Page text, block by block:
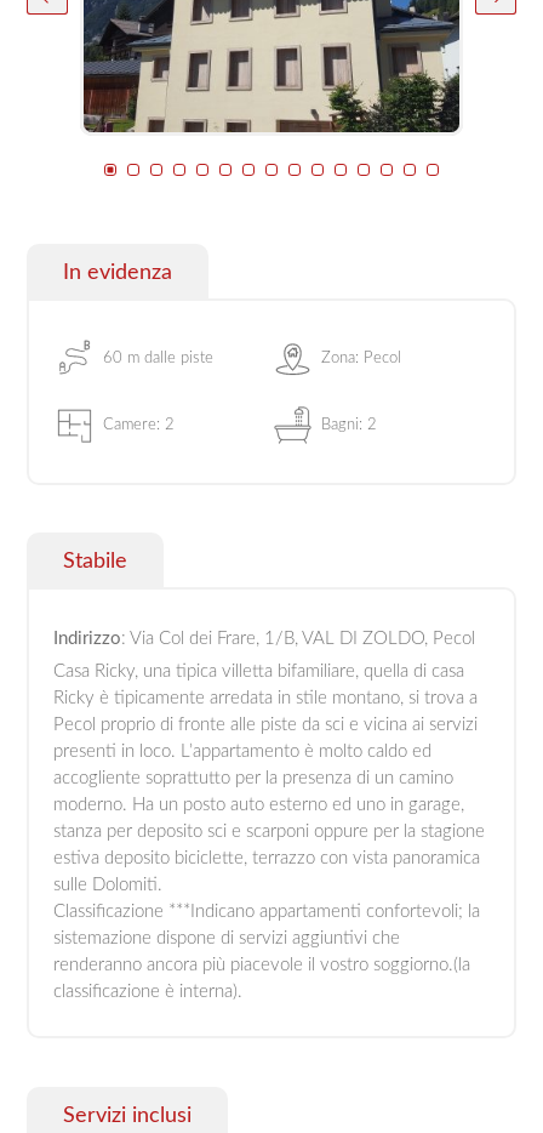
In evidenza
60 m dalle piste Zona: Pecol
Camere: 2 Bagni: 2
Stabile
Indirizzo: Via Col dei Frare, 1/B, VAL DI ZOLDO, Pecol
Casa Ricky, una tipica villetta bifamiliare, quella di casa
Ricky è tipicamente arredata in stile montano, si trova a
Pecol proprio di fronte alle piste da sci e vicina ai servizi
presenti in loco. L’appartamento è molto caldo ed
accogliente soprattutto per la presenza di un camino
moderno. Ha un posto auto esterno ed uno in garage,
stanza per deposito sci e scarponi oppure per la stagione
estiva deposito biciclette, terrazzo con vista panoramica
sulle Dolomiti.
Classificazione ***Indicano appartamenti confortevoli; la
sistemazione dispone di servizi aggiuntivi che
renderanno ancora più piacevole il vostro soggiorno.(la
classificazione è interna).
Servizi inclusi